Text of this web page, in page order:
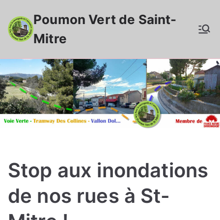
contenu
Poumon Vert de Saint-
Mitre
Stop aux inondations
de nos rues à St-